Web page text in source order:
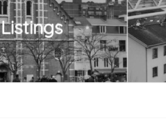
Listings